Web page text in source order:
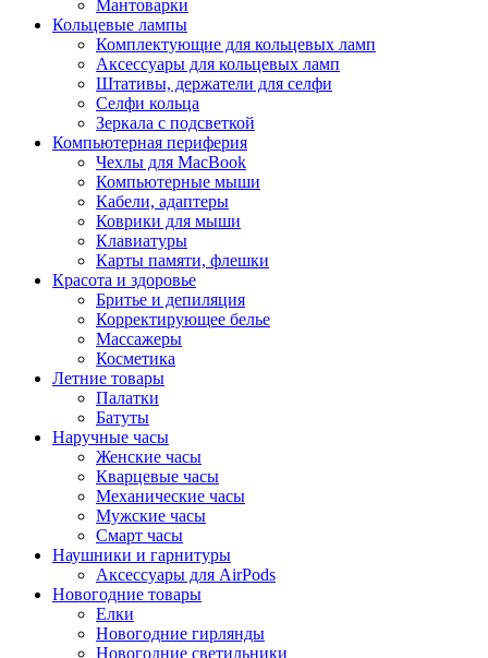
Мантоварки
Кольцевые лампы
Комплектующие для кольцевых ламп
Аксессуары для кольцевых ламп
Штативы, держатели для селфи
Селфи кольца
Зеркала с подсветкой
Компьютерная периферия
Чехлы для MacBook
Компьютерные мыши
Кабели, адаптеры
Коврики для мыши
Клавиатуры
Карты памяти, флешки
Красота и здоровье
Бритье и депиляция
Корректирующее белье
Массажеры
Косметика
Летние товары
Палатки
Батуты
Наручные часы
Женские часы
Кварцевые часы
Механические часы
Мужские часы
Смарт часы
Наушники и гарнитуры
Аксессуары для AirPods
Новогодние товары
Елки
Новогодние гирлянды
Новогодние светильники